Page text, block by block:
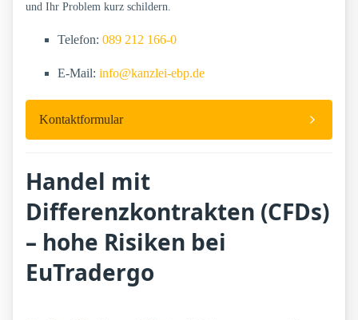
und Ihr Problem kurz schildern.
Telefon: 089 212 166-0
E-Mail: info@kanzlei-ebp.de
Kontaktformular
Handel mit
Differenzkontrakten (CFDs)
– hohe Risiken bei
EuTradergo